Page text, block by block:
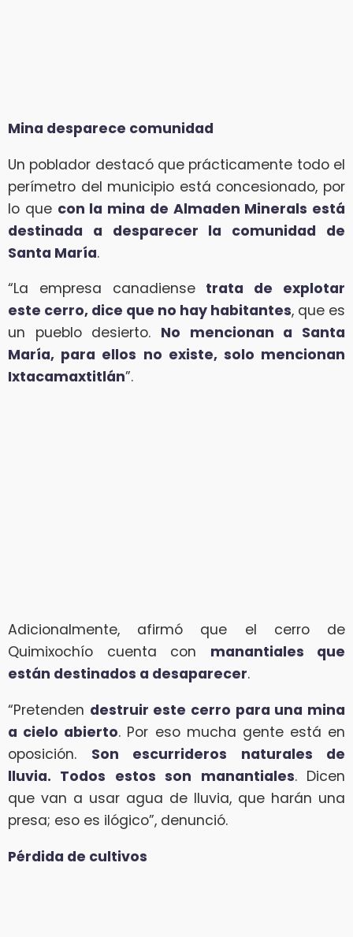
Mina desparece comunidad
Un poblador destacó que prácticamente todo el
perímetro del municipio está concesionado, por
lo que con la mina de Almaden Minerals está
destinada a desparecer la comunidad de
Santa María.
“La empresa canadiense trata de explotar
este cerro, dice que no hay habitantes, que es
un pueblo desierto. No mencionan a Santa
María, para ellos no existe, solo mencionan
Ixtacamaxtitlán”.
Adicionalmente, afirmó que el cerro de
Quimixochío cuenta con manantiales que
están destinados a desaparecer.
“Pretenden destruir este cerro para una mina
a cielo abierto. Por eso mucha gente está en
oposición. Son escurrideros naturales de
lluvia. Todos estos son manantiales. Dicen
que van a usar agua de lluvia, que harán una
presa; eso es ilógico”, denunció.
Pérdida de cultivos